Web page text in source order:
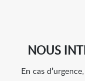
NOUS
En cas